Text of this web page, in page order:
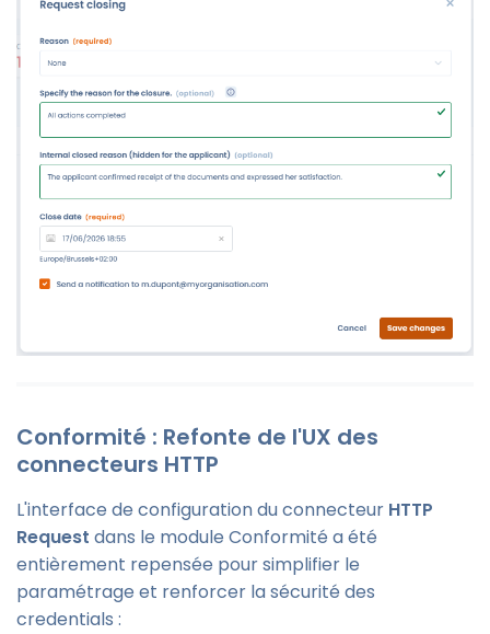
Conformité : Refonte de l'UX des
connecteurs HTTP
L'interface de configuration du connecteur HTTP
Request dans le module Conformité a été
entièrement repensée pour simplifier le
paramétrage et renforcer la sécurité des
credentials :